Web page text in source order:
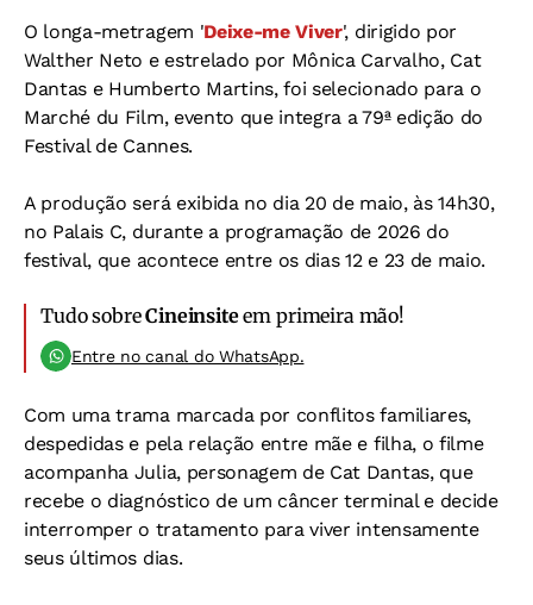
O longa-metragem 'Deixe-me Viver', dirigido por
Walther Neto e estrelado por Mônica Carvalho, Cat
Dantas e Humberto Martins, foi selecionado para o
Marché du Film, evento que integra a 79ª edição do
Festival de Cannes.
A produção será exibida no dia 20 de maio, às 14h30,
no Palais C, durante a programação de 2026 do
festival, que acontece entre os dias 12 e 23 de maio.
Tudo sobreCineinsiteem primeira mão!
Entre no canal do WhatsApp.
Com uma trama marcada por conflitos familiares,
despedidas e pela relação entre mãe e filha, o filme
acompanha Julia, personagem de Cat Dantas, que
recebe o diagnóstico de um câncer terminal e decide
interromper o tratamento para viver intensamente
seus últimos dias.